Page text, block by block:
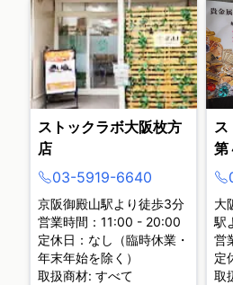
ストックラボ大阪枚方
店
03-5919-6640
京阪御殿山駅より徒歩3分
営業時間：11:00 - 20:00
定休日：なし（臨時休業・
年末年始を除く）
取扱商材: すべて
ス
第
大
駅
営
定
取